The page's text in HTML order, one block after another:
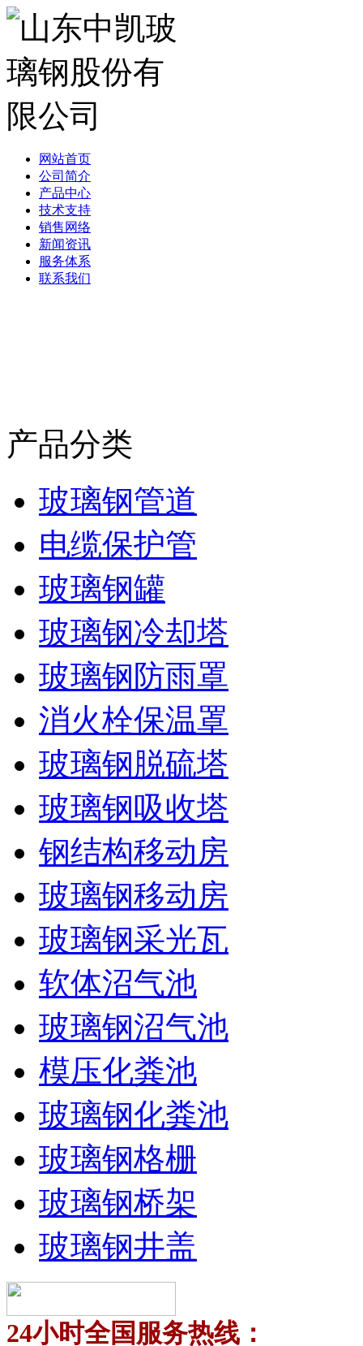
网站首页
公司简介
产品中心
技术支持
销售网络
新闻资讯
服务体系
联系我们
产品分类
玻璃钢管道
电缆保护管
玻璃钢罐
玻璃钢冷却塔
玻璃钢防雨罩
消火栓保温罩
玻璃钢脱硫塔
玻璃钢吸收塔
钢结构移动房
玻璃钢移动房
玻璃钢采光瓦
软体沼气池
玻璃钢沼气池
模压化粪池
玻璃钢化粪池
玻璃钢格栅
玻璃钢桥架
玻璃钢井盖
24小时全国服务热线：